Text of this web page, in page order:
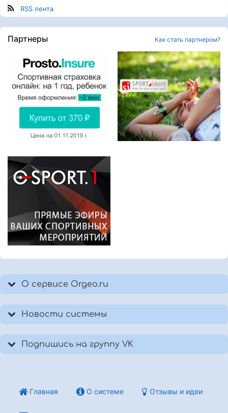
RSS лента
Партнеры Как стать партнером?
О сервисе Orgeo.ru
Новости системы
Подпишись на группу VK
Главная О системе Отзывы и идеи